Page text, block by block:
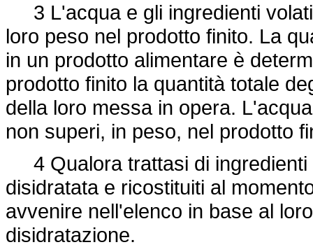
3 L'acqua e gli ingredienti
loro peso nel prodotto finito. La
in un prodotto alimentare è
prodotto finito la quantità totale
della loro messa in opera.
non superi, in peso, nel prodotto
4 Qualora trattasi di ingredienti
disidratata e ricostituiti al
avvenire nell'elenco in base al
disidratazione.